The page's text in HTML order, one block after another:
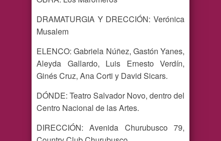
DRAMATURGIA Y DRECCIÓN: Verónica
Musalem
ELENCO: Gabriela Núñez, Gastón Yanes,
Aleyda Gallardo, Luis Ernesto Verdín,
Ginés Cruz, Ana Corti y David Sicars.
DÓNDE: Teatro Salvador Novo, dentro del
Centro Nacional de las Artes.
DIRECCIÓN: Avenida Churubusco 79,